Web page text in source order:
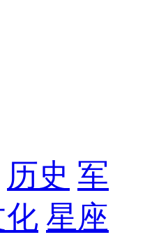
历史 军
化 星座